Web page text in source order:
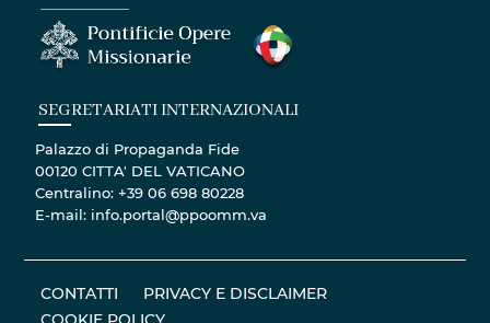
SEGRETARIATI INTERNAZIONALI
Palazzo di Propaganda Fide
00120 CITTA' DEL VATICANO
Centralino: +39 06 698 80228
E-mail: info.portal@ppoomm.va
CONTATTI
PRIVACY E DISCLAIMER
COOKIE POLICY